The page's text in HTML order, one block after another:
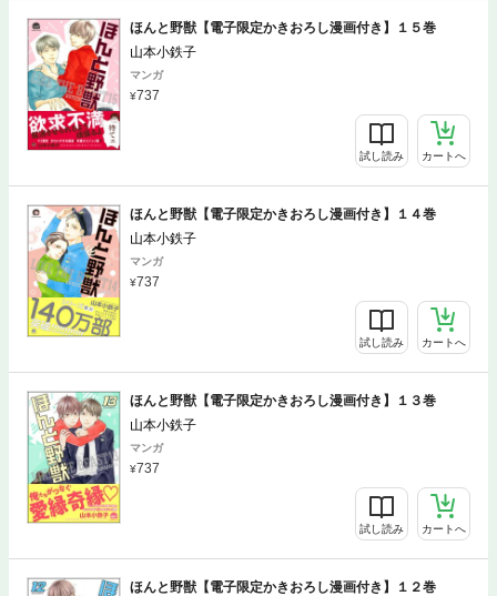
ほんと野獣【電子限定かきおろし漫画付き】１５巻
山本小鉄子
マンガ
737
試し読み カートへ
ほんと野獣【電子限定かきおろし漫画付き】１４巻
山本小鉄子
マンガ
737
試し読み カートへ
ほんと野獣【電子限定かきおろし漫画付き】１３巻
山本小鉄子
マンガ
737
試し読み カートへ
ほんと野獣【電子限定かきおろし漫画付き】１２巻